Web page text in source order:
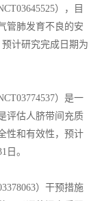
），目
管肺发育不良的安
计研究完成日期为
）是一
评估人脐带间充质
性和有效性，预计
日。
）干预措施